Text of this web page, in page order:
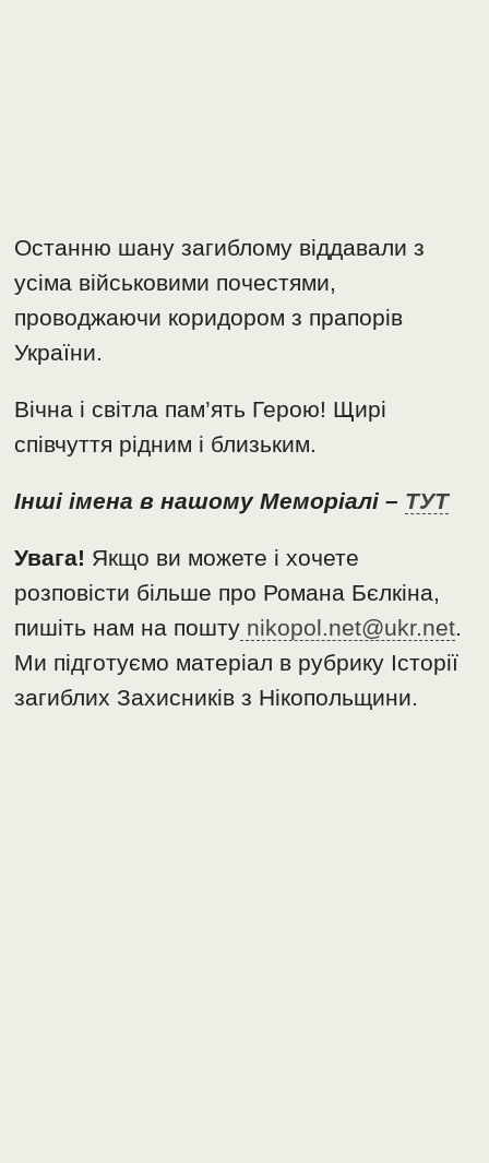
Останню шану загиблому віддавали з
усіма військовими почестями,
проводжаючи коридором з прапорів
України.
Вічна і світла пам’ять Герою! Щирі
співчуття рідним і близьким.
Інші імена в нашому Меморіалі – ТУТ
Увага! Якщо ви можете і хочете
розповісти більше про Романа Бєлкіна,
пишіть нам на пошту nikopol.net@ukr.net.
Ми підготуємо матеріал в рубрику Історії
загиблих Захисників з Нікопольщини.